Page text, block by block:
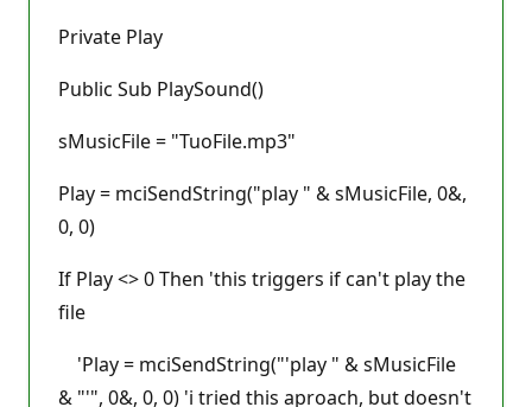
Private Play
Public Sub PlaySound()
sMusicFile = "TuoFile.mp3"
Play = mciSendString("play " & sMusicFile, 0&,
0, 0)
If Play <> 0 Then 'this triggers if can't play the
file
'Play = mciSendString("'play " & sMusicFile
& "'", 0&, 0, 0) 'i tried this aproach, but doesn't